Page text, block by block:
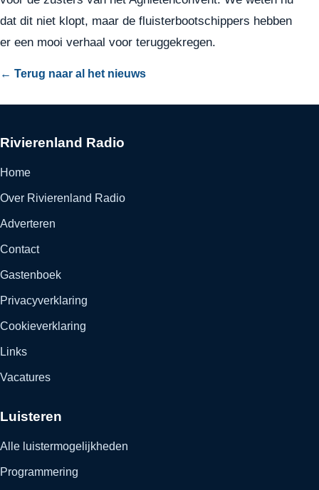
dat dit niet klopt, maar de fluisterbootschippers hebben
er een mooi verhaal voor teruggekregen.
← Terug naar al het nieuws
Rivierenland Radio
Home
Over Rivierenland Radio
Adverteren
Contact
Gastenboek
Privacyverklaring
Cookieverklaring
Links
Vacatures
Luisteren
Alle luistermogelijkheden
Programmering